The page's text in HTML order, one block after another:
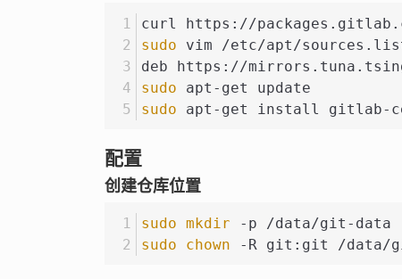
curl https://
sudo vim /etc/apt/
deb https://
sudo apt-get update
sudo apt-get install gitlab-
配置
创建仓库位置
sudo mkdir -p /data/git-data
sudo
chown -R git:git /data/